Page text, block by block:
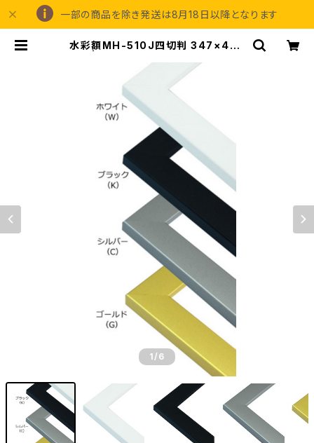
一部の商品を除き発送は8月18日以降となります
水彩額MH-510J四切判 347×423
グアイガ
1 /6